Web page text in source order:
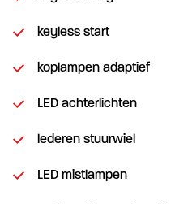
keyless start
koplampen adaptief
LED achterlichten
lederen stuurwiel
LED mistlampen